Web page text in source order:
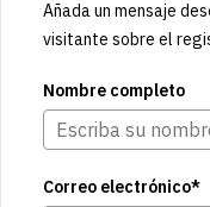
Añada un mensaje
visitante sobre el
Nombre completo
Correo electrónico*